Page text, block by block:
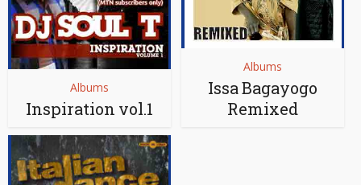
Albums
Inspiration vol.1
Albums
Issa Bagayogo
Remixed